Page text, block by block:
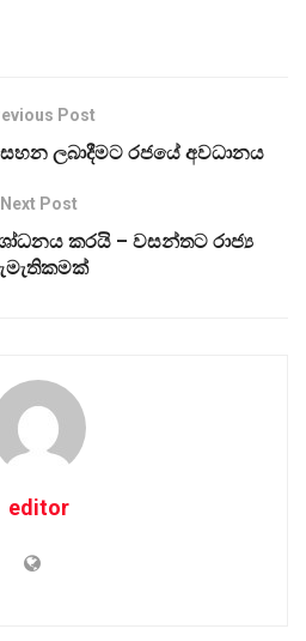
Post
ලබාදීමට රජයේ අවධානය
Next Post
කරයි – වසන්තට රාජ්‍ය
editor